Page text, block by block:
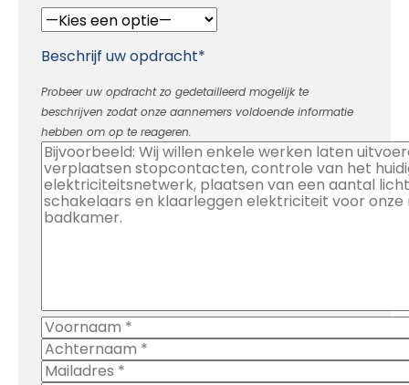
Beschrijf uw opdracht*
Probeer uw opdracht zo gedetailleerd mogelijk te
beschrijven zodat onze aannemers voldoende informatie
hebben om op te reageren.